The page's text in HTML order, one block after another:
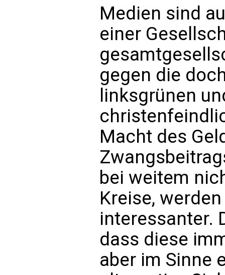
Medien sind
einer
gegen die
linksgrünen
Macht des
bei weitem
Kreise,
interessanter.
dass diese
aber im Sinne